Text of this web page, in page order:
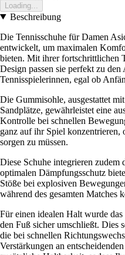
Loading...
Beschreibung
Die Tennisschuhe für Damen
entwickelt, um maximalen
bieten. Mit ihrer fortschrittlichen
Design passen sie perfekt zu
Tennisspielerinnen, egal ob
Die Gummisohle, ausgestattet
Sandplätze, gewährleistet eine
Kontrolle bei schnellen
ganz auf ihr Spiel konzentrieren,
sorgen zu müssen.
Diese Schuhe integrieren
optimalen Dämpfungsschutz
Stöße bei explosiven
während des gesamten Matches
Für einen idealen Halt wurde
den Fuß sicher umschließt. Dies
die bei schnellen
Verstärkungen an